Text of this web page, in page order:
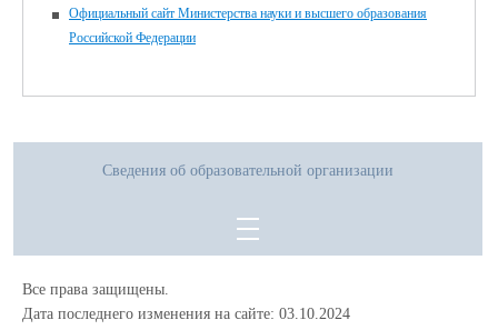
Официальный сайт Министерства науки и высшего образования
Российской Федерации
Сведения об образовательной организации
Все права защищены.
Дата последнего изменения на сайте: 03.10.2024